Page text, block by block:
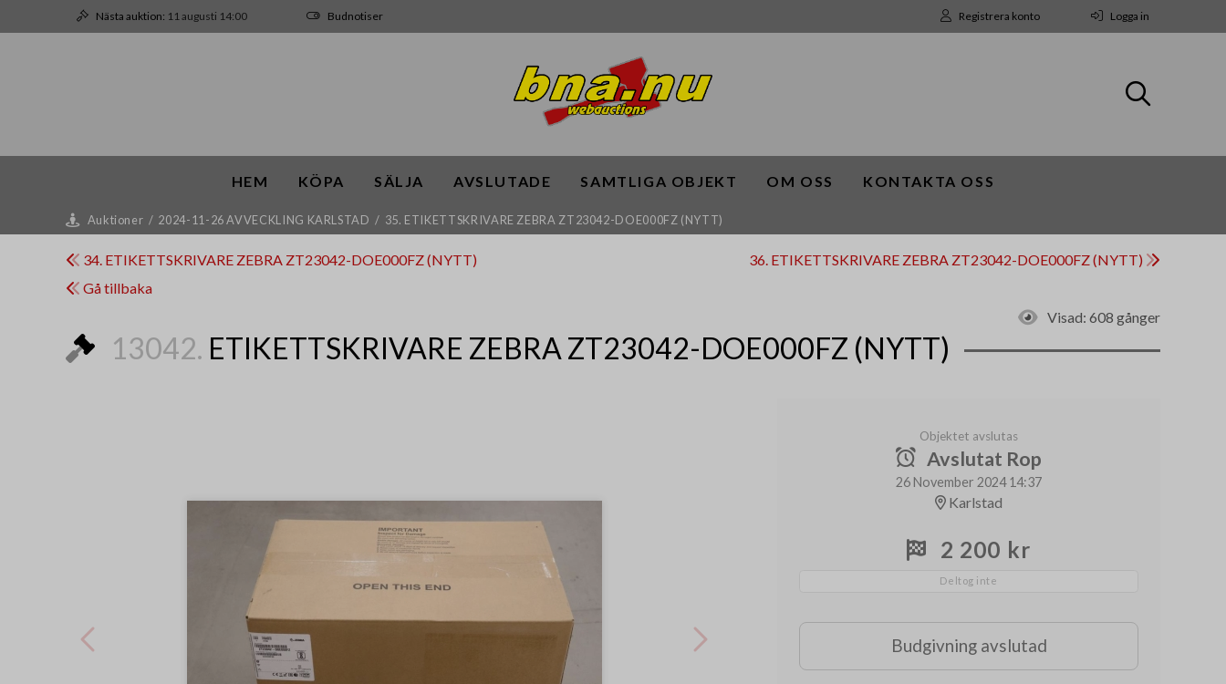
Nästa auktion: 11 augusti 14:00 Budnotiser Registrera konto Logga in
HEM KÖPA SÄLJA AVSLUTADE SAMTLIGA OBJEKT OM OSS KONTAKTA OSS
Auktioner / 2024-11-26 AVVECKLING KARLSTAD / 35. ETIKETTSKRIVARE ZEBRA ZT23042-DOE000FZ (NYTT)
34. ETIKETTSKRIVARE ZEBRA ZT23042-DOE000FZ (NYTT)
36. ETIKETTSKRIVARE ZEBRA ZT23042-DOE000FZ (NYTT)
Gå tillbaka
Visad: 608 gånger
13042. ETIKETTSKRIVARE ZEBRA ZT23042-DOE000FZ (NYTT)
Objektet avslutas
Avslutat Rop
26 November 2024 14:37
Karlstad
2 200 kr
Deltog inte
Budgivning avslutad